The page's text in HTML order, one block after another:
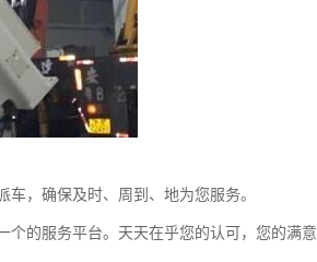
，确保及时、周到、地为您服务。
个的服务平台。天天在乎您的认可，您的满意